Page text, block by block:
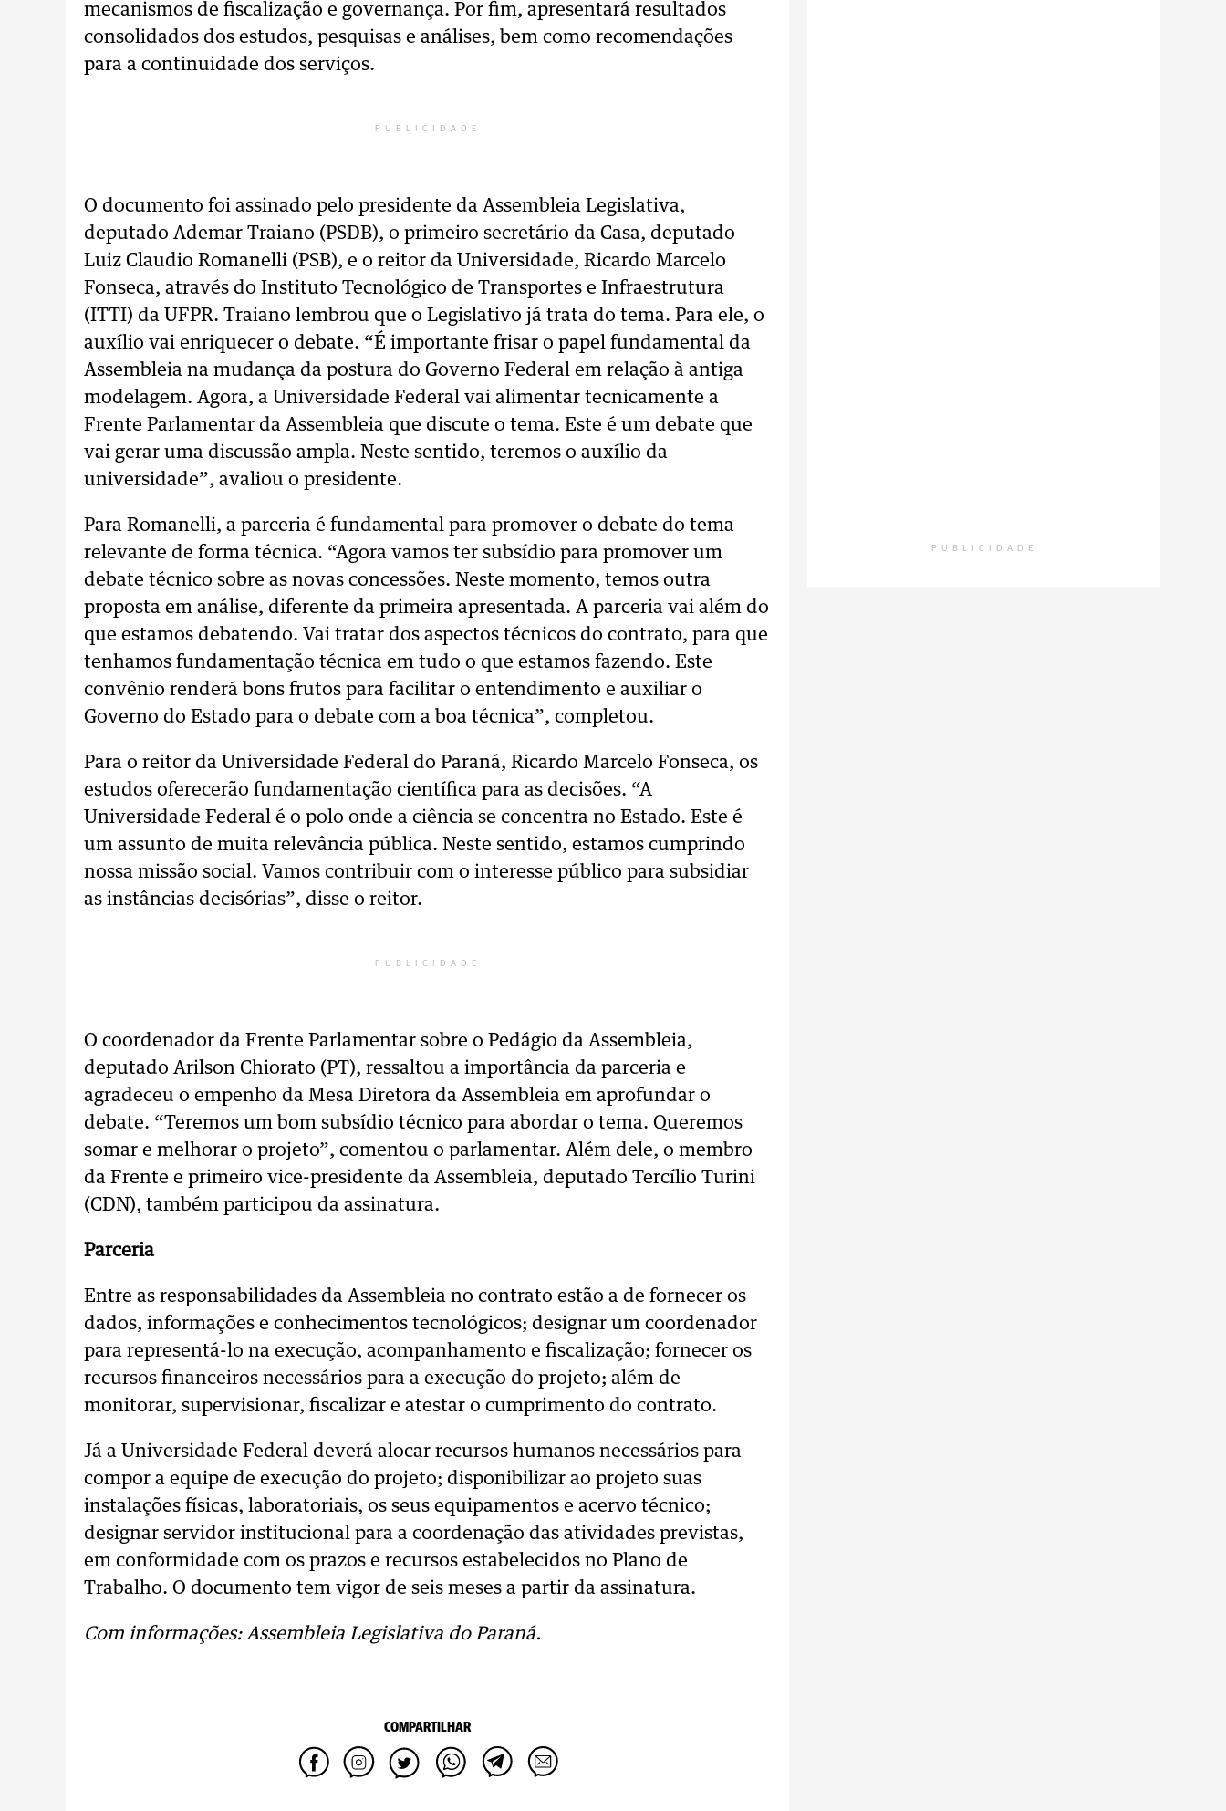
mecanismos de fiscalização e governança. Por fim, apresentará resultados
consolidados dos estudos, pesquisas e análises, bem como recomendações
para a continuidade dos serviços.
PUBLICIDADE
O documento foi assinado pelo presidente da Assembleia Legislativa,
deputado Ademar Traiano (PSDB), o primeiro secretário da Casa, deputado
Luiz Claudio Romanelli (PSB), e o reitor da Universidade, Ricardo Marcelo
Fonseca, através do Instituto Tecnológico de Transportes e Infraestrutura
(ITTI) da UFPR. Traiano lembrou que o Legislativo já trata do tema. Para ele, o
auxílio vai enriquecer o debate. “É importante frisar o papel fundamental da
Assembleia na mudança da postura do Governo Federal em relação à antiga
modelagem. Agora, a Universidade Federal vai alimentar tecnicamente a
Frente Parlamentar da Assembleia que discute o tema. Este é um debate que
vai gerar uma discussão ampla. Neste sentido, teremos o auxílio da
universidade”, avaliou o presidente.
Para Romanelli, a parceria é fundamental para promover o debate do tema
relevante de forma técnica. “Agora vamos ter subsídio para promover um
debate técnico sobre as novas concessões. Neste momento, temos outra
proposta em análise, diferente da primeira apresentada. A parceria vai além do
que estamos debatendo. Vai tratar dos aspectos técnicos do contrato, para que
tenhamos fundamentação técnica em tudo o que estamos fazendo. Este
convênio renderá bons frutos para facilitar o entendimento e auxiliar o
Governo do Estado para o debate com a boa técnica”, completou.
Para o reitor da Universidade Federal do Paraná, Ricardo Marcelo Fonseca, os
estudos oferecerão fundamentação científica para as decisões. “A
Universidade Federal é o polo onde a ciência se concentra no Estado. Este é
um assunto de muita relevância pública. Neste sentido, estamos cumprindo
nossa missão social. Vamos contribuir com o interesse público para subsidiar
as instâncias decisórias”, disse o reitor.
PUBLICIDADE
O coordenador da Frente Parlamentar sobre o Pedágio da Assembleia,
deputado Arilson Chiorato (PT), ressaltou a importância da parceria e
agradeceu o empenho da Mesa Diretora da Assembleia em aprofundar o
debate. “Teremos um bom subsídio técnico para abordar o tema. Queremos
somar e melhorar o projeto”, comentou o parlamentar. Além dele, o membro
da Frente e primeiro vice-presidente da Assembleia, deputado Tercílio Turini
(CDN), também participou da assinatura.
Parceria
Entre as responsabilidades da Assembleia no contrato estão a de fornecer os
dados, informações e conhecimentos tecnológicos; designar um coordenador
para representá-lo na execução, acompanhamento e fiscalização; fornecer os
recursos financeiros necessários para a execução do projeto; além de
monitorar, supervisionar, fiscalizar e atestar o cumprimento do contrato.
Já a Universidade Federal deverá alocar recursos humanos necessários para
compor a equipe de execução do projeto; disponibilizar ao projeto suas
instalações físicas, laboratoriais, os seus equipamentos e acervo técnico;
designar servidor institucional para a coordenação das atividades previstas,
em conformidade com os prazos e recursos estabelecidos no Plano de
Trabalho. O documento tem vigor de seis meses a partir da assinatura.
Com informações: Assembleia Legislativa do Paraná.
COMPARTILHAR
PUBLICIDADE